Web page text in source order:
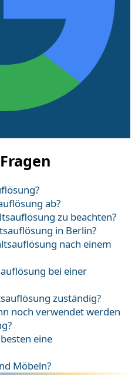
ab?
zu beachten?
in Berlin?
nach einem
bei einer
zuständig?
noch verwendet werden
eine
Möbeln?